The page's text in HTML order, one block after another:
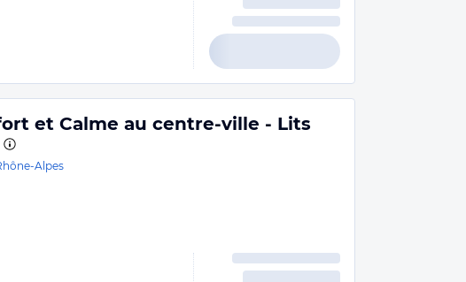
et Calme au centre-ville - Lits
Alpes